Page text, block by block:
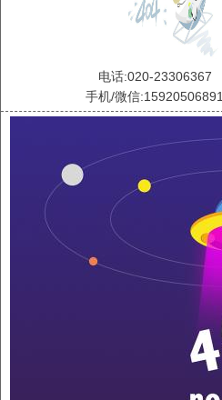
电话:020-23306367
手机/微信:15920506891